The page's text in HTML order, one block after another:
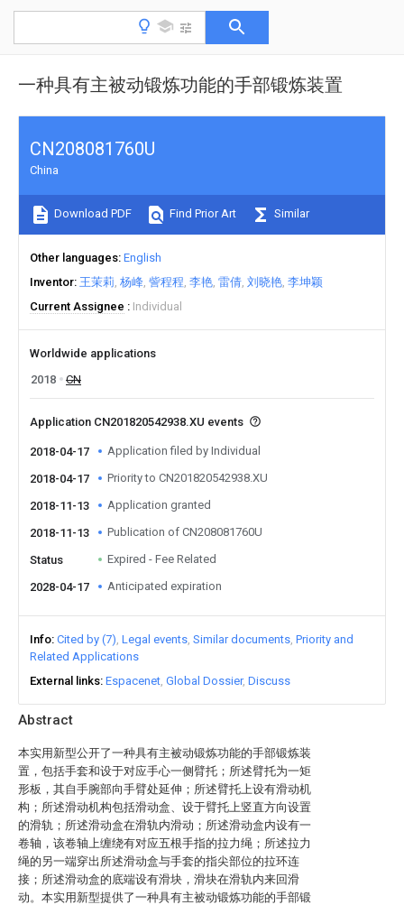
一种具有主被动锻炼功能的手部锻炼装置
Abstract
本实用新型公开了一种具有主被动锻炼功能的手部锻炼装
置，包括手套和设于对应手心一侧臂托；所述臂托为一矩
形板，其自手腕部向手臂处延伸；所述臂托上设有滑动机
构；所述滑动机构包括滑动盒、设于臂托上竖直方向设置
的滑轨；所述滑动盒在滑轨内滑动；所述滑动盒内设有一
卷轴，该卷轴上缠绕有对应五根手指的拉力绳；所述拉力
绳的另一端穿出所述滑动盒与手套的指尖部位的拉环连
接；所述滑动盒的底端设有滑块，滑块在滑轨内来回滑
动。本实用新型提供了一种具有主被动锻炼功能的手部锻
CN208081760U
China
Download PDF Find Prior Art Similar
Other languages English
Inventor 王茉莉 杨峰 訾程程 李艳 雷倩 刘晓艳 李坤颖
Current Assignee
Individual
Worldwide applications
2018
CN
Application CN201820542938.XU events
2018-04-17 Application filed by Individual
2018-04-17 Priority to CN201820542938.XU
2018-11-13 Application granted
2018-11-13 Publication of CN208081760U
Status Expired - Fee Related
2028-04-17 Anticipated expiration
Info Cited by (7) Legal events Similar documents Priority and
Related Applications
External links Espacenet Global Dossier Discuss